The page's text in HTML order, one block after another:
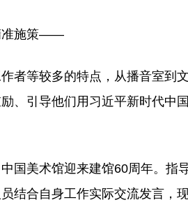
准施策——
者等较多的特点，从播音室到
、引导他们用习近平新时代中
国美术馆迎来建馆60周年。指
结合自身工作实际交流发言，现